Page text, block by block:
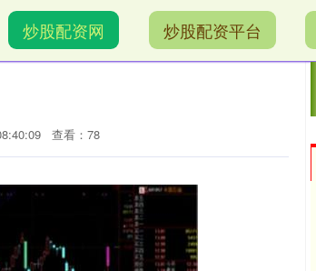
炒股配资网 炒股配资平台
查看：78